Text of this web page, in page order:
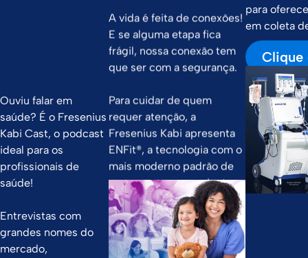
Ouviu falar em
saúde? É o Fresenius
Kabi Cast, o podcast
ideal para os
profissionais de
saúde!
Entrevistas com
grandes nomes do
mercado,
A vida é feita de conexões!
E se alguma etapa fica
frágil, nossa conexão tem
que ser com a segurança.
Para cuidar de quem
requer atenção, a
Fresenius Kabi apresenta
ENFit®, a tecnologia com o
mais moderno padrão de
segurança para pacientes,
famílias e profissionais de
saúde.
para
em coleta
Clique